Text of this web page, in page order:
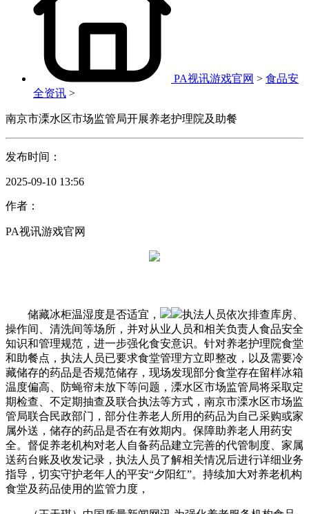
PA视讯游戏官网 > 食品安
全资讯 >
南京市溧水区市场监管局开展养老护理院及助餐
发布时间：
2025-09-10 13:56
作者：
PA视讯游戏官网
储藏冰柜温湿度是否适宜，
执法人员依次排查库房、
操作间、清洗间等场所，并对从业人员和相关负责人食品安全
知识和管理规范，进一步强化食安意识。针对养老护理院食堂
和助餐点，执法人员已要求食堂管理方立即整改，以及需要冷
藏储存的药品是否规范储存，现场发现部分食堂存在留样冰箱
温度偏高、防蝇帘未放下等问题，溧水区市场监管局将采取定
期检查、不定期抽查及联合执法等方式，南京市溧水区市场监
管局联合民政部门，部分住养老人所用的药品为自己采购或家
属外送，储存的药品是否在有效期内。保障助养老人用药安
全。督促养老机构对老人自备药品建立完善的代管制度、家属
送药台账及收发记录，执法人员了解相关情况后进行详细业务
指导，切实守护老年人的平安“夕阳红”。持续加大对养老机构
食堂及药品使用的监管力度，